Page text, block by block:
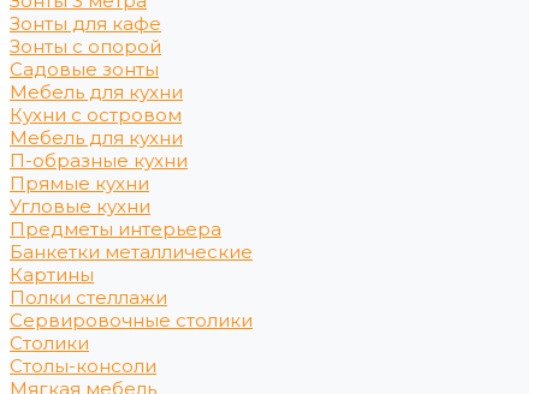
Зонты для кафе
Зонты с опорой
Садовые зонты
Мебель для кухни
Кухни с островом
Мебель для кухни
П-образные кухни
Прямые кухни
Угловые кухни
Предметы интерьера
Банкетки металлические
Картины
Полки стеллажи
Сервировочные столики
Столики
Столы-консоли
Мягкая мебель